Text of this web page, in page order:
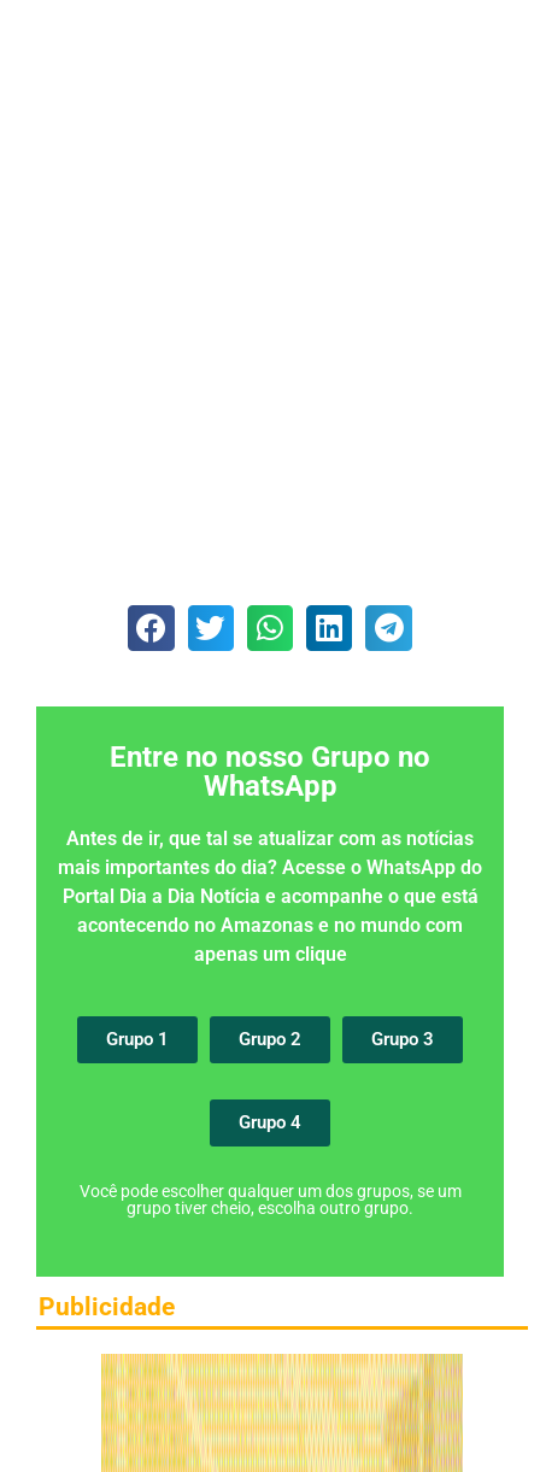
Entre no nosso Grupo no
WhatsApp
Antes de ir, que tal se atualizar com as notícias
mais importantes do dia? Acesse o WhatsApp do
Portal Dia a Dia Notícia e acompanhe o que está
acontecendo no Amazonas e no mundo com
apenas um clique
Grupo 1 Grupo 2 Grupo 3
Grupo 4
Você pode escolher qualquer um dos grupos, se um
grupo tiver cheio, escolha outro grupo.
Publicidade